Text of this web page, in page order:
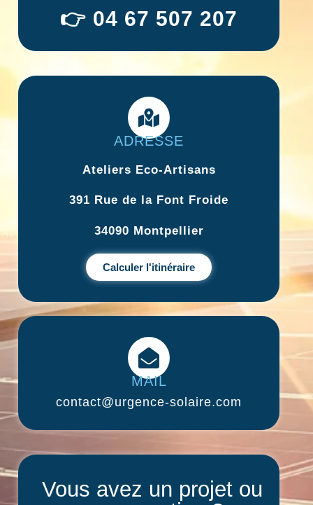
👉 04 67 507 207
ADRESSE
Ateliers Eco-Artisans
391 Rue de la Font Froide
34090 Montpellier
Calculer l'itinéraire
MAIL
contact@urgence-solaire.com
Vous avez un projet ou